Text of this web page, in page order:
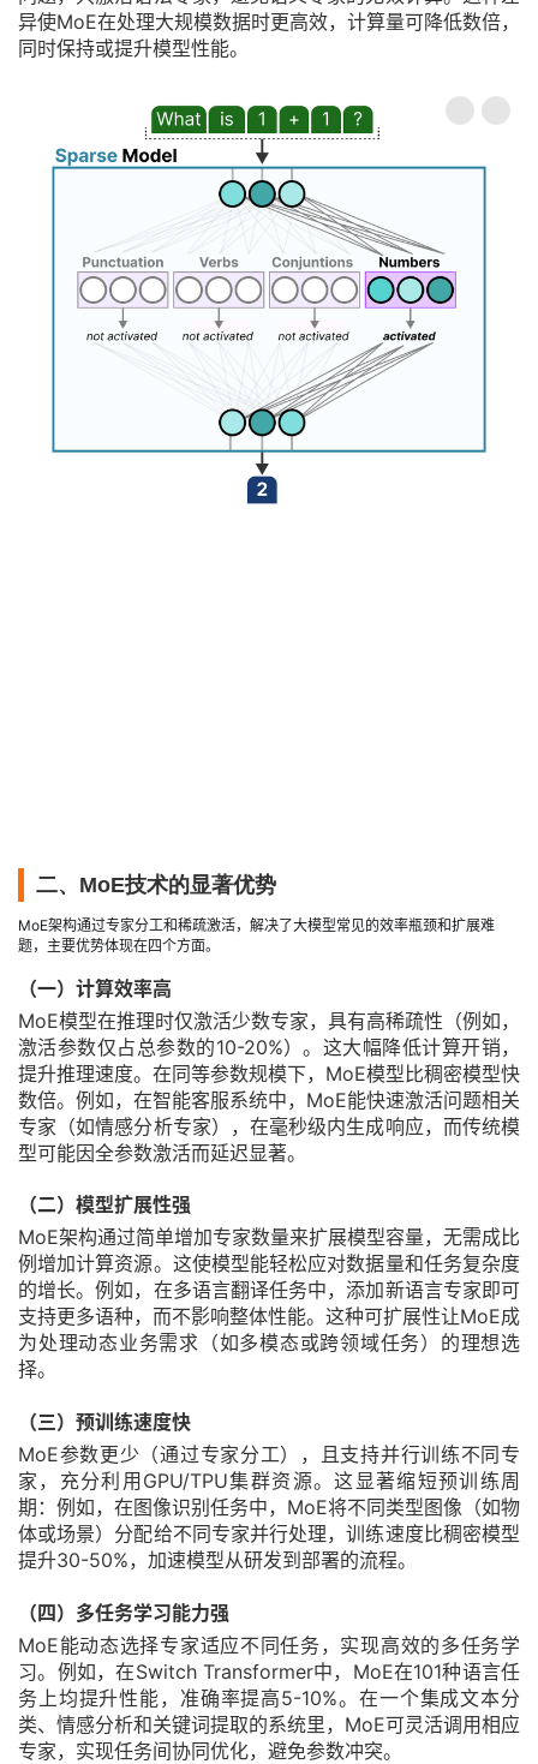
异使MoE在处理大规模数据时更高效，计算量可降低数倍，
同时保持或提升模型性能。
二、MoE技术的显著优势
MoE架构通过专家分工和稀疏激活，解决了大模型常见的效率瓶颈和扩展难
题，主要优势体现在四个方面。
（一）计算效率高
MoE模型在推理时仅激活少数专家，具有高稀疏性（例如，
激活参数仅占总参数的10-20%）。这大幅降低计算开销，
提升推理速度。在同等参数规模下，MoE模型比稠密模型快
数倍。例如，在智能客服系统中，MoE能快速激活问题相关
专家（如情感分析专家），在毫秒级内生成响应，而传统模
型可能因全参数激活而延迟显著。
（二）模型扩展性强
MoE架构通过简单增加专家数量来扩展模型容量，无需成比
例增加计算资源。这使模型能轻松应对数据量和任务复杂度
的增长。例如，在多语言翻译任务中，添加新语言专家即可
支持更多语种，而不影响整体性能。这种可扩展性让MoE成
为处理动态业务需求（如多模态或跨领域任务）的理想选
择。
（三）预训练速度快
MoE参数更少（通过专家分工），且支持并行训练不同专
家，充分利用GPU/TPU集群资源。这显著缩短预训练周
期：例如，在图像识别任务中，MoE将不同类型图像（如物
体或场景）分配给不同专家并行处理，训练速度比稠密模型
提升30-50%，加速模型从研发到部署的流程。
（四）多任务学习能力强
MoE能动态选择专家适应不同任务，实现高效的多任务学
习。例如，在Switch Transformer中，MoE在101种语言任
务上均提升性能，准确率提高5-10%。在一个集成文本分
类、情感分析和关键词提取的系统里，MoE可灵活调用相应
专家，实现任务间协同优化，避免参数冲突。